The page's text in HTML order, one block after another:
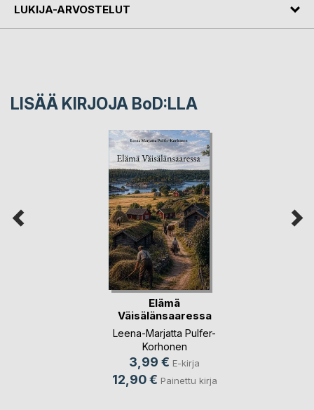
LUKIJA-ARVOSTELUT
LISÄÄ KIRJOJA BoD:LLA
Elämä
Väisälänsaaressa
Leena-Marjatta Pulfer-
Korhonen
3,99 € E-kirja
12,90 € Painettu kirja